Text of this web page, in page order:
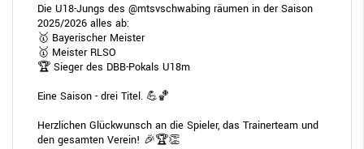
Die U18-Jungs des @mtsvschwabing räumen in der Saison
2025/2026 alles ab:
🥇 Bayerischer Meister
🥇 Meister RLSO
🏆 Sieger des DBB-Pokals U18m
Eine Saison - drei Titel. 💪🏀
Herzlichen Glückwunsch an die Spieler, das Trainerteam und
den gesamten Verein! 🎉🏆👏